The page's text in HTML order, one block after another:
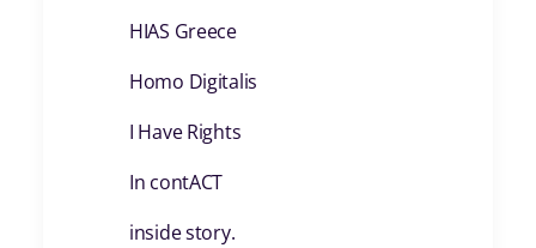
HIAS Greece
Homo Digitalis
I Have Rights
In contACT
inside story.